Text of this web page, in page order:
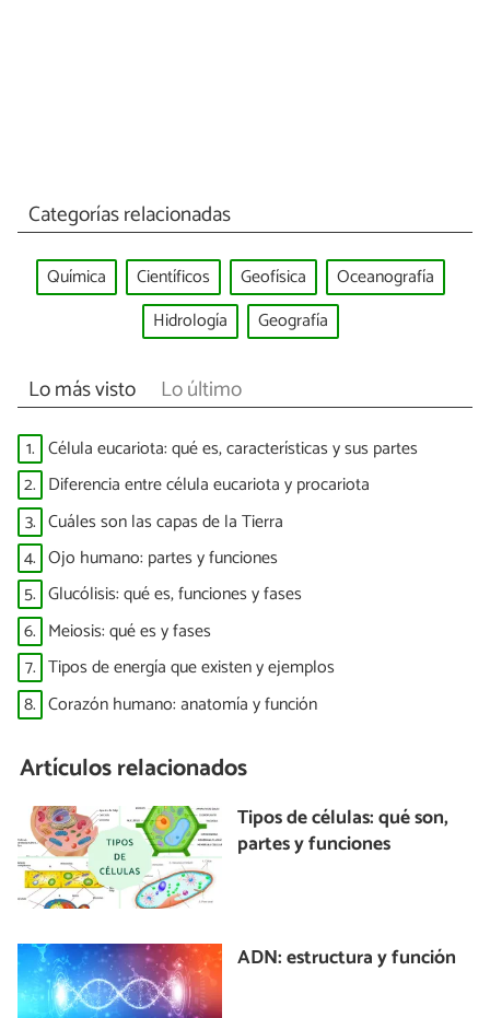
Categorías relacionadas
Química Científicos Geofísica
Oceanografía
Hidrología
Geografía
Lo más visto Lo último
1. Célula eucariota: qué es, características y sus partes
2. Diferencia entre célula eucariota y procariota
3. Cuáles son las capas de la Tierra
4. Ojo humano: partes y funciones
5. Glucólisis: qué es, funciones y fases
6. Meiosis: qué es y fases
7. Tipos de energía que existen y ejemplos
8. Corazón humano: anatomía y función
Artículos relacionados
Tipos de células: qué son,
partes y funciones
ADN: estructura y función